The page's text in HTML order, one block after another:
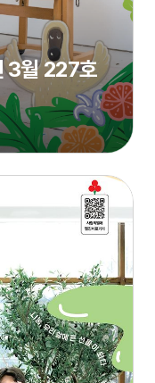
3월 227호